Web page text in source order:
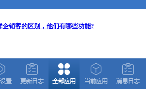
销客的区别，他们有哪些功能?